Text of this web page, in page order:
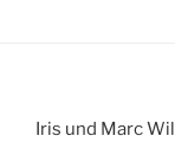
Iris und Marc